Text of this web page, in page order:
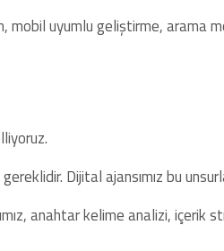
mobil uyumlu geliştirme, arama
Dijital ajansımız bu
anahtar kelime analizi, içerik